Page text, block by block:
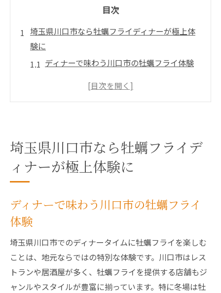
目次
埼玉県川口市なら牡蠣フライディナーが極上体
験に
ディナーで味わう川口市の牡蠣フライ体験
牡蠣フライディナーが川口市で人気の理由
ディナーで楽しむ川口市牡蠣フライの特徴
解説
新鮮牡蠣フライで楽しむ川口市夜ごはんの醍醐
新鮮牡蠣フライが際立つ川口市ディナーの
夜ごはんにぴったりな牡蠣フライディナー
紹介
川口市で体験する新鮮牡蠣フライディナー
の秘密
埼玉県川口市なら牡蠣フライデ
ィナーが極上体験に
ディナーで味わう川口市の牡蠣フライ
体験
埼玉県川口市でのディナータイムに牡蠣フライを楽しむ
ことは、地元ならではの特別な体験です。川口市はレス
トランや居酒屋が多く、牡蠣フライを提供する店舗もジ
ャンルやスタイルが豊富に揃っています。特に冬場は牡